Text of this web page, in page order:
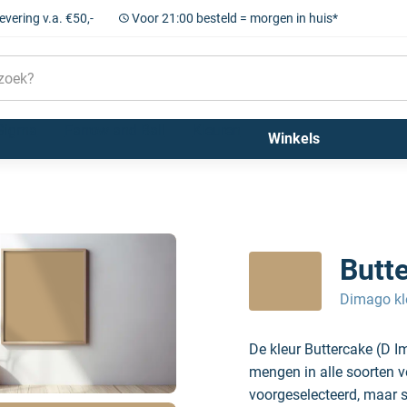
v.a. €50,- Voor 21:00 besteld = morgen in huis*
Winkels
Dimago
De kleur Buttercake (D
mengen in alle soorten
voorgeselecteerd, maar